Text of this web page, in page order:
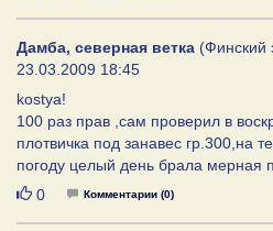
Дамба, северная ветка (Финский
23.03.2009 18:45
kostya!
100 раз прав ,сам проверил в
плотвичка под занавес гр.300,на
погоду целый день брала мерная
Нравится
0 Комментарии (0)